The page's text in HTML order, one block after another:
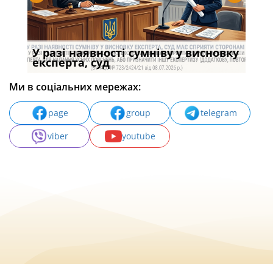
У разі наявності сумніву у висновку
експерта, суд
Ми в соціальних мережах:
page group
telegram
viber
youtube